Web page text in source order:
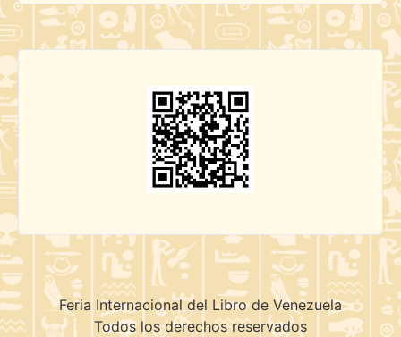
Feria Internacional del Libro de Venezuela
Todos los derechos reservados